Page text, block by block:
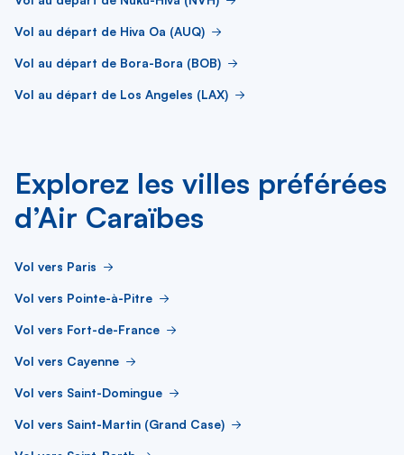
Vol au départ de Hiva Oa (AUQ)
Vol au départ de Bora-Bora (BOB)
Vol au départ de Los Angeles (LAX)
Explorez les villes préférées
d’Air Caraïbes
Vol vers Paris
Vol vers Pointe-à-Pitre
Vol vers Fort-de-France
Vol vers Cayenne
Vol vers Saint-Domingue
Vol vers Saint-Martin (Grand Case)